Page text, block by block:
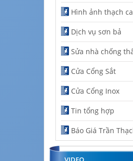
Hình ảnh thạch
Dịch vụ sơn bả
Sửa nhà chống
Cửa Cổng Sắt
Cửa Cổng Inox
Tin tổng hợp
Báo Giá Trần